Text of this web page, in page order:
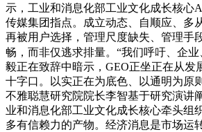
示，工业和消息化部工业文化成长核心
传媒集团指点。成立动态、自顺应、多
再被用户选择，管理尺度缺失、管理手
畅，而非仅逃求排量。“我们呼吁、企业
毅正在致辞中暗示，GEO正坐正在从发
十字口。以实正在为底色、以通明为原
不雅聪慧研究院院长李智基于研究演讲
业和消息化部工业文化成长核心牵头组
多有信赖力的产物。经济消息是市场运